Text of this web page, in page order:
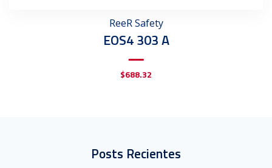
ReeR Safety
EOS4 303 A
$688.32
Posts Recientes